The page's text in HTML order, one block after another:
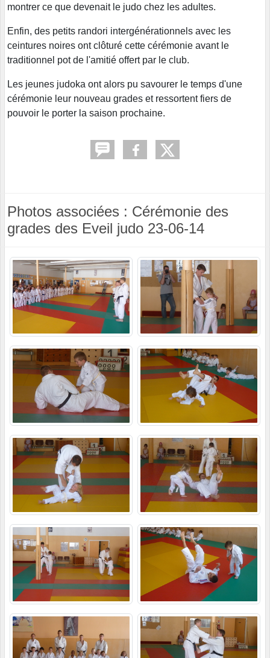
montrer ce que devenait le judo chez les adultes.
Enfin, des petits randori intergénérationnels avec les
ceintures noires ont clôturé cette cérémonie avant le
traditionnel pot de l'amitié offert par le club.
Les jeunes judoka ont alors pu savourer le temps d'une
cérémonie leur nouveau grades et ressortent fiers de
pouvoir le porter la saison prochaine.
Photos associées : Cérémonie des
grades des Eveil judo 23-06-14